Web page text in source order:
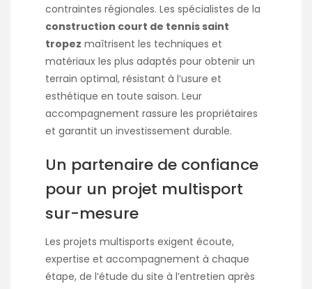
contraintes régionales. Les spécialistes de la
construction court de tennis saint
tropez maîtrisent les techniques et
matériaux les plus adaptés pour obtenir un
terrain optimal, résistant à l’usure et
esthétique en toute saison. Leur
accompagnement rassure les propriétaires
et garantit un investissement durable.
Un partenaire de confiance
pour un projet multisport
sur-mesure
Les projets multisports exigent écoute,
expertise et accompagnement à chaque
étape, de l’étude du site à l’entretien après